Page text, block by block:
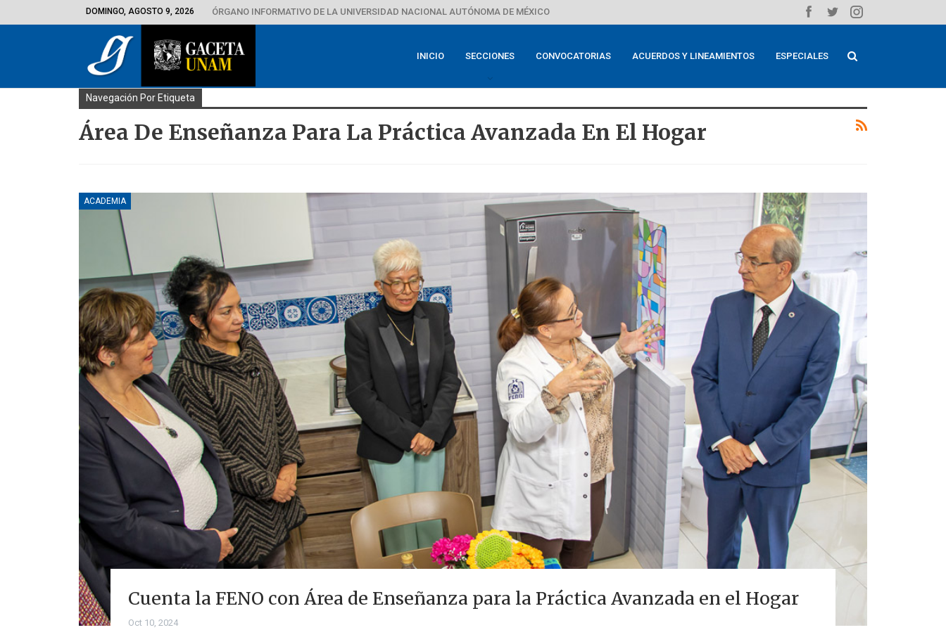
DOMINGO, AGOSTO 9, 2026 ÓRGANO INFORMATIVO DE LA UNIVERSIDAD NACIONAL AUTÓNOMA DE MÉXICO
INICIO SECCIONES CONVOCATORIAS ACUERDOS Y LINEAMIENTOS ESPECIALES
Navegación Por Etiqueta
Área De Enseñanza Para La Práctica Avanzada En El Hogar
ACADEMIA
Cuenta la FENO con Área de Enseñanza para la Práctica Avanzada en el Hogar
Oct 10, 2024